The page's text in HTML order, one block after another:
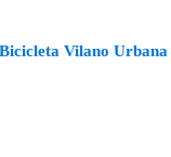
Vilano Urbana